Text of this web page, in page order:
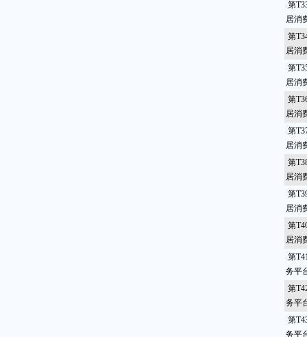
第
居消
第
居消
第
居消
第
居消
第
居消
第
居消
第
居消
第
居消
第
务平
第
务平
第
务平